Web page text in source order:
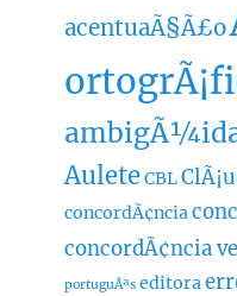
acentuaÃ§Ã£o
AuleteCBL
concordÃ¢ncia
concordÃ¢ncia
portuguÃªs editora